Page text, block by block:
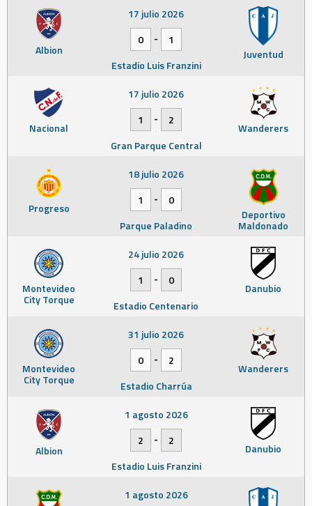
Albion Juventud
17 julio 2026
0
-
1
Estadio Luis Franzini
Nacional Wanderers
17 julio 2026
1
-
2
Gran Parque Central
Progreso Deportivo
Maldonado
18 julio 2026
1
-
0
Parque Paladino
Montevideo
City Torque
Danubio
24 julio 2026
1
-
0
Estadio Centenario
Montevideo
City Torque
Wanderers
31 julio 2026
0
-
2
Estadio Charrúa
Albion Danubio
1 agosto 2026
2
-
2
Estadio Luis Franzini
1 agosto 2026